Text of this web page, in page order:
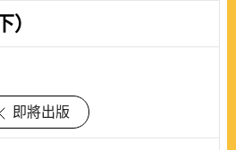
）
即將出版